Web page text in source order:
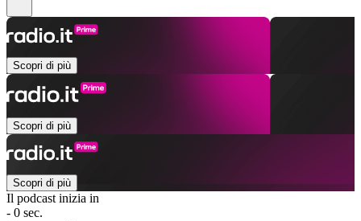
Scopri di più
Scopri di più
Scopri di più
Il podcast inizia in
- 0 sec.